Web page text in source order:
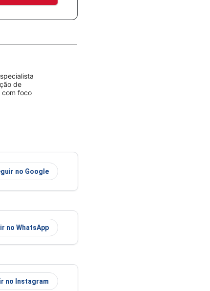
de
com foco
no Google
no WhatsApp
no Instagram